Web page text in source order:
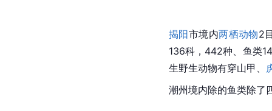
揭阳市境内两栖动物2
136科，442种、鱼类
生野生动物有穿山甲 、
潮州境内除的鱼类除了